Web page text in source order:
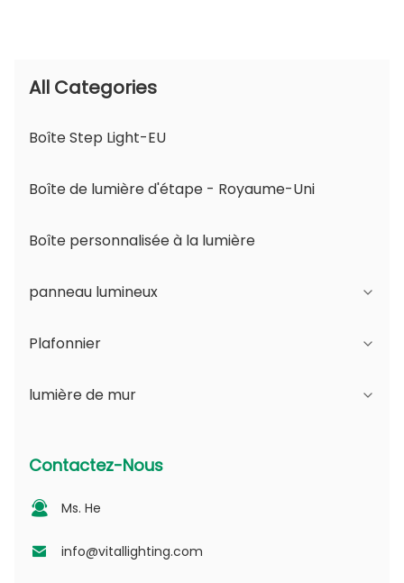
All Categories
Boîte Step Light-EU
Boîte de lumière d'étape - Royaume-Uni
Boîte personnalisée à la lumière
panneau lumineux
Série JDL
Série DSDL
Série MDL
Série NSDL
Plafonnier
Série JCL
Série photovoltaïque
Série PD
lumière de mur
ouverture variable
Série D - Plaque guide de lumière à points
Contactez-Nous
Ms. He
info@vitallighting.com